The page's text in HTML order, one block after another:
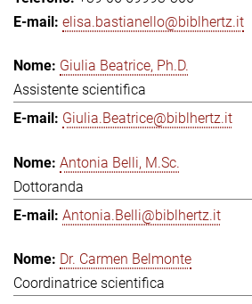
elisa.bastianello@biblhertz.it
Giulia Beatrice, Ph.D.
Assistente scientifica
Giulia.Beatrice@biblhertz.it
Antonia Belli, M.Sc.
Dottoranda
Antonia.Belli@biblhertz.it
Dr. Carmen Belmonte
Coordinatrice scientifica